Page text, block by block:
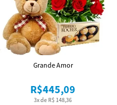
3x de R$ 148,36
R$445,09
Grande Amor